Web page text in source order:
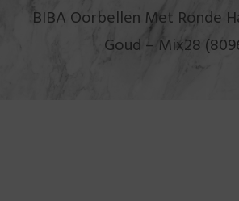
BIBA Oorbellen Met Ronde
Goud – Mix28